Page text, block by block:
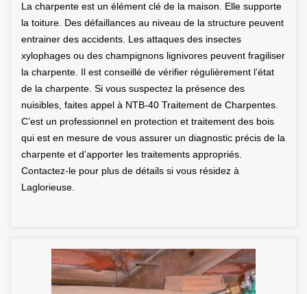
La charpente est un élément clé de la maison. Elle supporte
la toiture. Des défaillances au niveau de la structure peuvent
entrainer des accidents. Les attaques des insectes
xylophages ou des champignons lignivores peuvent fragiliser
la charpente. Il est conseillé de vérifier régulièrement l’état
de la charpente. Si vous suspectez la présence des
nuisibles, faites appel à NTB-40 Traitement de Charpentes.
C’est un professionnel en protection et traitement des bois
qui est en mesure de vous assurer un diagnostic précis de la
charpente et d’apporter les traitements appropriés.
Contactez-le pour plus de détails si vous résidez à
Laglorieuse.